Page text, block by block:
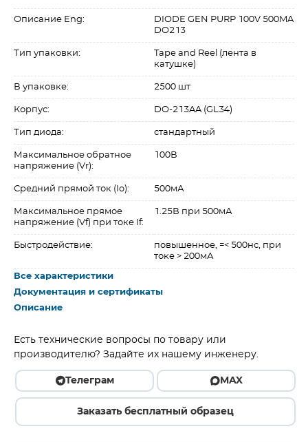
Описание Eng:
DIODE GEN PURP 100V 500MA
DO213
Тип упаковки:
Tape and Reel (лента в
катушке)
В упаковке: 2500 шт
Корпус: DO-213AA (GL34)
Тип диода: стандартный
Максимальное обратное
напряжение (Vr):
100В
Средний прямой ток (Io): 500мА
Максимальное прямое
напряжение (Vf) при токе If:
1.25В при 500мА
Быстродействие:
повышенное, =< 500нс, при
токе > 200мА
Все характеристики
Документация и сертификаты
Описание
Есть технические вопросы по товару или
производителю? Задайте их нашему инженеру.
Телеграм MAX
Заказать бесплатный образец